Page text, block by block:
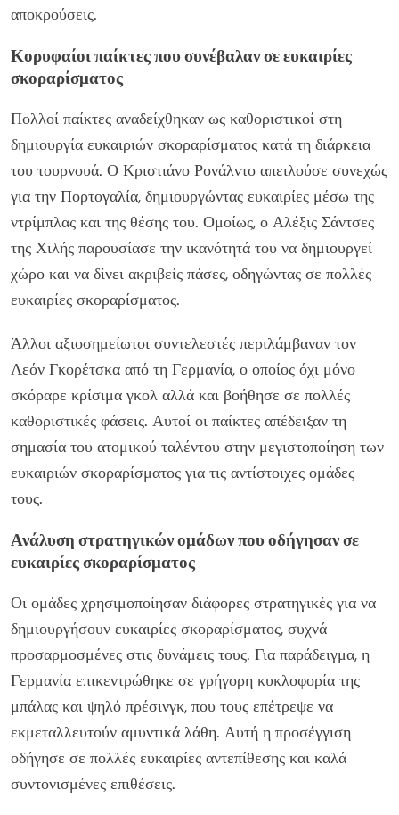
αποκρούσεις.
Κορυφαίοι παίκτες που συνέβαλαν σε ευκαιρίες
σκοραρίσματος
Πολλοί παίκτες αναδείχθηκαν ως καθοριστικοί στη
δημιουργία ευκαιριών σκοραρίσματος κατά τη διάρκεια
του τουρνουά. Ο Κριστιάνο Ρονάλντο απειλούσε συνεχώς
για την Πορτογαλία, δημιουργώντας ευκαιρίες μέσω της
ντρίμπλας και της θέσης του. Ομοίως, ο Αλέξις Σάντσες
της Χιλής παρουσίασε την ικανότητά του να δημιουργεί
χώρο και να δίνει ακριβείς πάσες, οδηγώντας σε πολλές
ευκαιρίες σκοραρίσματος.
Άλλοι αξιοσημείωτοι συντελεστές περιλάμβαναν τον
Λεόν Γκορέτσκα από τη Γερμανία, ο οποίος όχι μόνο
σκόραρε κρίσιμα γκολ αλλά και βοήθησε σε πολλές
καθοριστικές φάσεις. Αυτοί οι παίκτες απέδειξαν τη
σημασία του ατομικού ταλέντου στην μεγιστοποίηση των
ευκαιριών σκοραρίσματος για τις αντίστοιχες ομάδες
τους.
Ανάλυση στρατηγικών ομάδων που οδήγησαν σε
ευκαιρίες σκοραρίσματος
Οι ομάδες χρησιμοποίησαν διάφορες στρατηγικές για να
δημιουργήσουν ευκαιρίες σκοραρίσματος, συχνά
προσαρμοσμένες στις δυνάμεις τους. Για παράδειγμα, η
Γερμανία επικεντρώθηκε σε γρήγορη κυκλοφορία της
μπάλας και ψηλό πρέσινγκ, που τους επέτρεψε να
εκμεταλλευτούν αμυντικά λάθη. Αυτή η προσέγγιση
οδήγησε σε πολλές ευκαιρίες αντεπίθεσης και καλά
συντονισμένες επιθέσεις.